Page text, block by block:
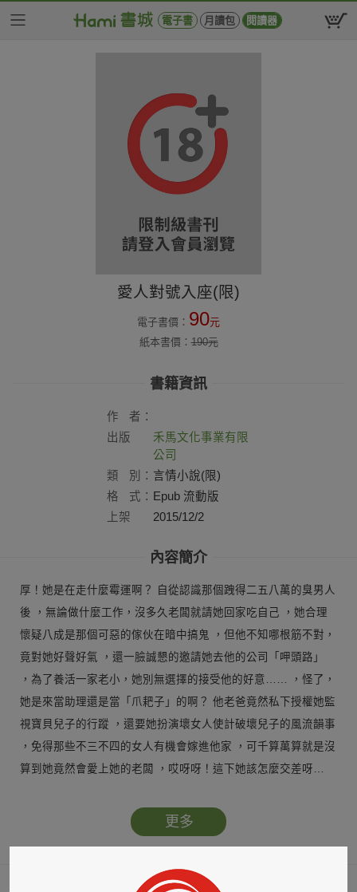
電子書 月讀包 閱讀器
愛人對號入座(限)
電子書價： 90元
紙本書價：190元
書籍資訊
作
者：
出版
禾馬文化事業有限
公司
類
別： 言情小說(限)
格
式： Epub 流動版
上架
2015/12/2
內容簡介
厚！她是在走什麼霉運啊？ 自從認識那個跩得二五八萬的臭男人
後 ，無論做什麼工作，沒多久老闆就請她回家吃自己 ，她合理
懷疑八成是那個可惡的傢伙在暗中搞鬼 ，但他不知哪根筋不對，
竟對她好聲好氣 ，還一臉誠懇的邀請她去他的公司「呷頭路」
，為了養活一家老小，她別無選擇的接受他的好意…… ，怪了，
她是來當助理還是當「爪耙子」的啊？ 他老爸竟然私下授權她監
視寶貝兒子的行蹤 ，還要她扮演壞女人使計破壞兒子的風流韻事
，免得那些不三不四的女人有機會嫁進他家 ，可千算萬算就是沒
算到她竟然會愛上她的老闆 ，哎呀呀！這下她該怎麼交差呀…
更多